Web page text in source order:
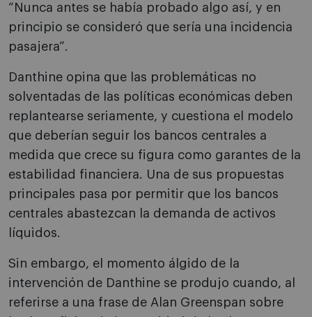
“Nunca antes se había probado algo así, y en
principio se consideró que sería una incidencia
pasajera”.
Danthine opina que las problemáticas no
solventadas de las políticas económicas deben
replantearse seriamente, y cuestiona el modelo
que deberían seguir los bancos centrales a
medida que crece su figura como garantes de la
estabilidad financiera. Una de sus propuestas
principales pasa por permitir que los bancos
centrales abastezcan la demanda de activos
líquidos.
Sin embargo, el momento álgido de la
intervención de Danthine se produjo cuando, al
referirse a una frase de Alan Greenspan sobre